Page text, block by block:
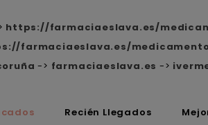
https://farmaciaeslava.es/
farmaciaeslava.es/
-> farmaciaeslava.es ->
Recién Llegados